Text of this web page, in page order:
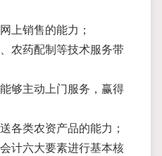
上销售的能力；
农药配制等技术服务带
够主动上门服务，赢得
各类农资产品的能力；
计六大要素进行基本核